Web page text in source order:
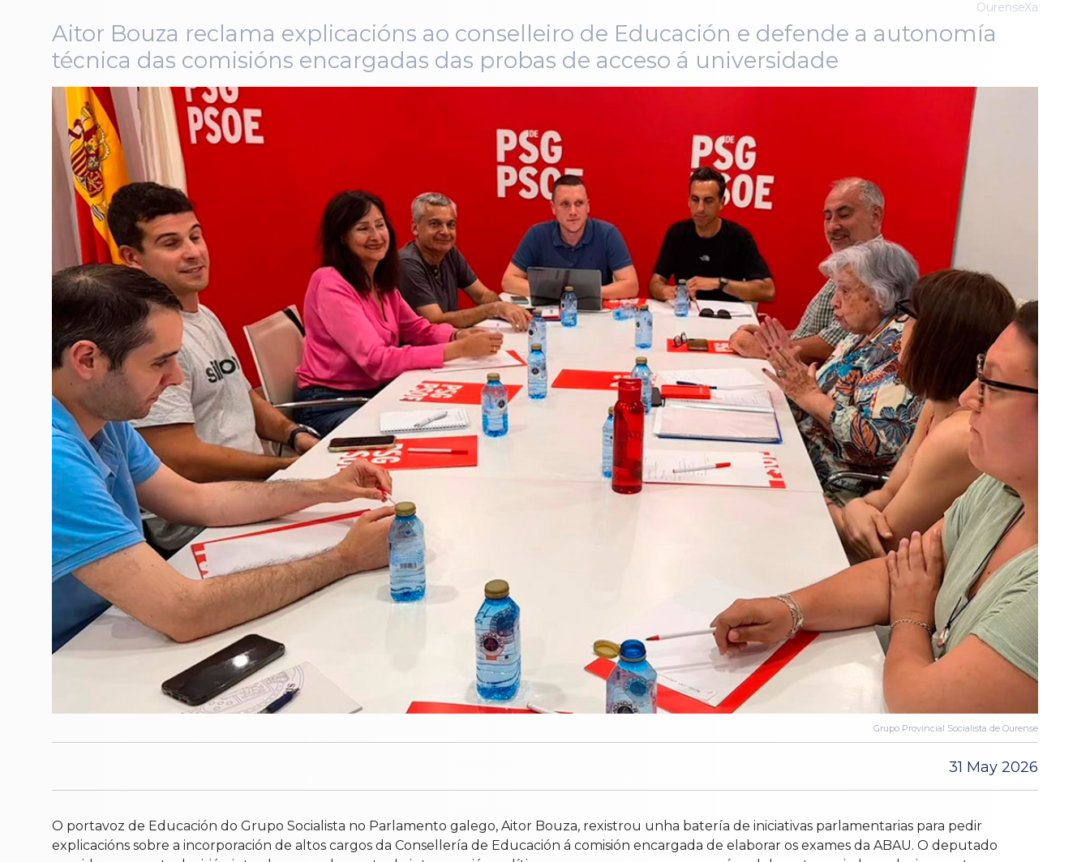
OurenseXa
Aitor Bouza reclama explicacións ao conselleiro de Educación e defende a autonomía
técnica das comisións encargadas das probas de acceso á universidade
Grupo Provincial Socialista de Ourense
31 May 2026
O portavoz de Educación do Grupo Socialista no Parlamento galego, Aitor Bouza, rexistrou unha batería de iniciativas parlamentarias para pedir
explicacións sobre a incorporación de altos cargos da Consellería de Educación á comisión encargada de elaborar os exames da ABAU. O deputado